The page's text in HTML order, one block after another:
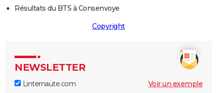
Résultats du BTS à Consenvoye
Copyright
NEWSLETTER
Linternaute.com Voir un exemple